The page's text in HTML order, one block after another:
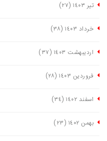
تیر ١٤٠٣ (٢٧)
خرداد ١٤٠٣ (٣٨)
اردیبهشت ١٤٠٣ (٣٧)
فروردین ١٤٠٣ (٢٨)
اسفند ١٤٠٢ (٣٤)
بهمن ١٤٠٢ (٢٣)